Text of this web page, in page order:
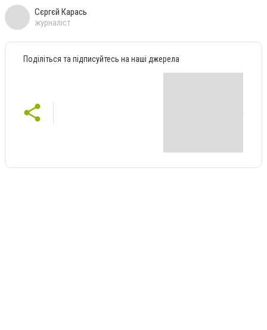
Сєргєй Карась
журналіст
Поділіться та підписуйтесь на наші джерела